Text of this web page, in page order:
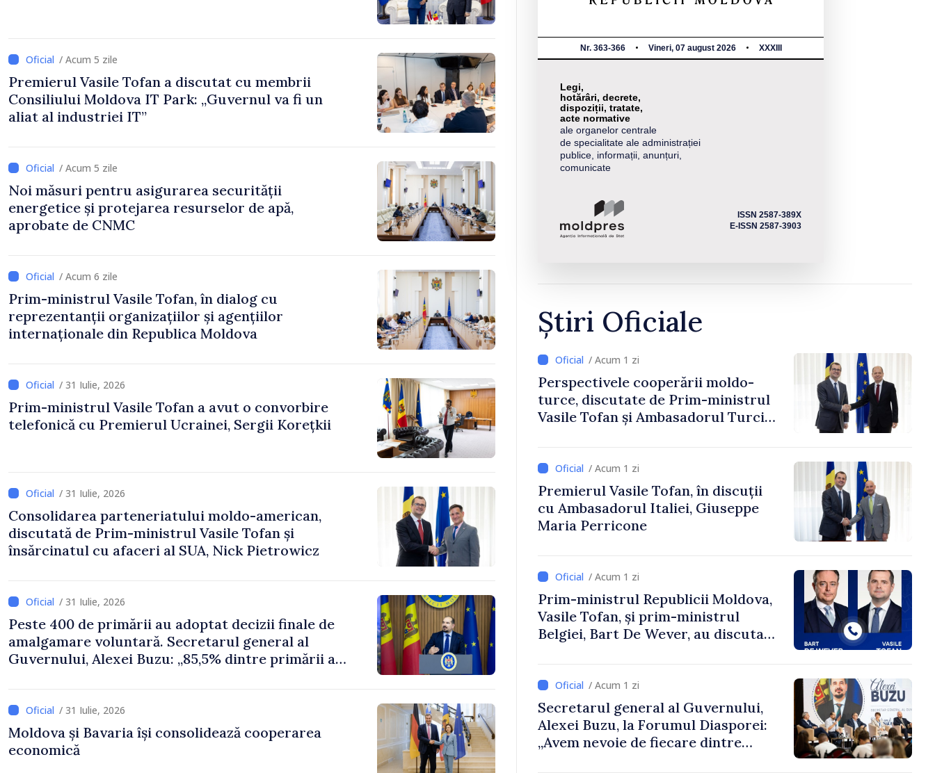
/ Acum 5 zile
Premierul Vasile Tofan a discutat cu membrii
Consiliului Moldova IT Park: „Guvernul va fi un
aliat al industriei IT”
/ Acum 5 zile
Noi măsuri pentru asigurarea securității
energetice și protejarea resurselor de apă,
aprobate de CNMC
/ Acum 6 zile
Prim-ministrul Vasile Tofan, în dialog cu
reprezentanții organizațiilor și agențiilor
internaționale din Republica Moldova
/ 31 Iulie, 2026
Prim-ministrul Vasile Tofan a avut o convorbire
telefonică cu Premierul Ucrainei, Sergii Korețkii
/ 31 Iulie, 2026
Consolidarea parteneriatului moldo-american,
discutată de Prim-ministrul Vasile Tofan și
însărcinatul cu afaceri al SUA, Nick Pietrowicz
/ 31 Iulie, 2026
Peste 400 de primării au adoptat decizii finale de
amalgamare voluntară. Secretarul general al
Guvernului, Alexei Buzu: „85,5% dintre primării au
și dezvoltar/ 31 Iulie, 2026
Moldova și Bavaria își consolidează cooperarea
economică
Nr. 363-366 Vineri, 07 august 2026 XXXIII
Legi,
hotărâri, decrete,
dispoziții, tratate,
acte normative
ale organelor centrale
de specialitate ale administrației
publice, informații, anunțuri,
comunicate
ISSN 2587-389X
E-ISSN 2587-3903
Știri Oficiale
/ Acum 1 zi
Perspectivele cooperării moldo-
turce, discutate de Prim-ministrul
Vasile Tofan și Ambasadorul Turciei,
/ Acum 1 zi
Premierul Vasile Tofan, în discuții
cu Ambasadorul Italiei, Giuseppe
Maria Perricone
/ Acum 1 zi
Prim-ministrul Republicii Moldova,
Vasile Tofan, și prim-ministrul
Belgiei, Bart De Wever, au discutat
/ Acum 1 zi
Secretarul general al Guvernului,
Alexei Buzu, la Forumul Diasporei:
„Avem nevoie de fiecare dintre